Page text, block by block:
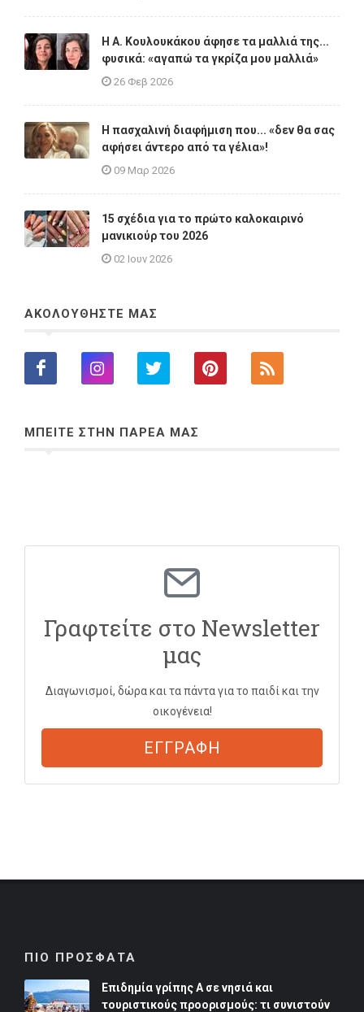
Η A. Κουλουκάκου άφησε τα μαλλιά της...
φυσικά: «αγαπώ τα γκρίζα μου μαλλιά»
26 Φεβ 2026
Η πασχαλινή διαφήμιση που... «δεν θα σας
αφήσει άντερο από τα γέλια»!
09 Μαρ 2026
15 σχέδια για το πρώτο καλοκαιρινό
μανικιούρ του 2026
02 Ιουν 2026
ΑΚΟΛΟΥΘΗΣΤΕ ΜΑΣ
ΜΠΕΙΤΕ ΣΤΗΝ ΠΑΡΕΑ ΜΑΣ
Γραφτείτε στο Newsletter
μας
Διαγωνισμοί, δώρα και τα πάντα για το παιδί και την
οικογένεια!
ΕΓΓΡΑΦΗ
ΠΙΟ ΠΡΟΣΦΑΤΑ
Επιδημία γρίπης Α σε νησιά και
τουριστικούς προορισμούς: τι συνιστούν